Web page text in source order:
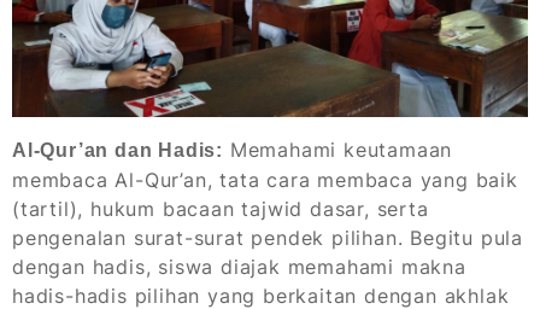
Al-Qur’an dan Hadis: Memahami keutamaan
membaca Al-Qur’an, tata cara membaca yang baik
(tartil), hukum bacaan tajwid dasar, serta
pengenalan surat-surat pendek pilihan. Begitu pula
dengan hadis, siswa diajak memahami makna
hadis-hadis pilihan yang berkaitan dengan akhlak